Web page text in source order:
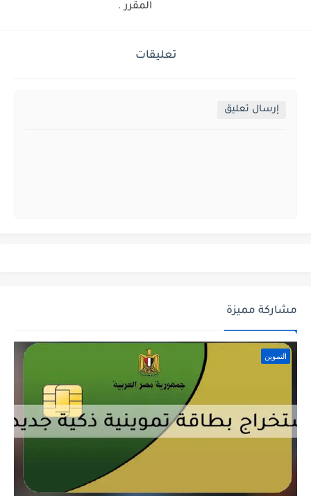
المقرر .
تعليقات
إرسال تعليق
مشاركة مميزة
التموين